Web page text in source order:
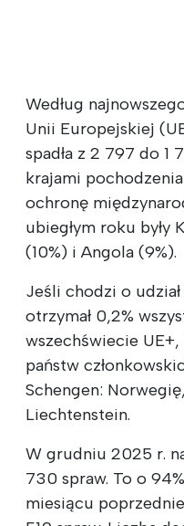
Według
Unii Europejskiej
spadła z 2 797 do 1
krajami
ochronę
ubiegłym roku były
(10%) i Angola (9%).
Jeśli chodzi o
otrzymał 0,2%
wszechświecie
państw
Schengen:
Liechtenstein.
W grudniu 2025 r.
730 spraw. To o
miesiącu